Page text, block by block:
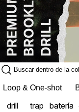
Loop & One-shot
drill trap batería